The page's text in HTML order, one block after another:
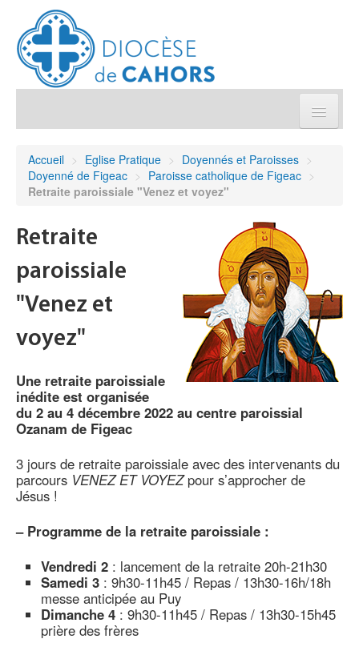
Démarches et sacrements
Sanctuaires & Pélerinages
Agenda diocésain
Je donne
Accueil > Eglise Pratique > Doyennés et Paroisses >
Doyenné de Figeac > Paroisse catholique de Figeac >
Retraite paroissiale "Venez et voyez"
Retraite
paroissiale
"Venez et
voyez"
Une retraite paroissiale
inédite est organisée
du 2 au 4 décembre 2022 au centre paroissial
Ozanam de Figeac
3 jours de retraite paroissiale avec des intervenants du
parcours VENEZ ET VOYEZpour s’approcher de
Jésus !
– Programme de la retraite paroissiale :
Vendredi 2 : lancement de la retraite 20h-21h30
Samedi 3 : 9h30-11h45 / Repas / 13h30-16h/18h
messe anticipée au Puy
Dimanche 4 : 9h30-11h45 / Repas / 13h30-15h45
prière des frères